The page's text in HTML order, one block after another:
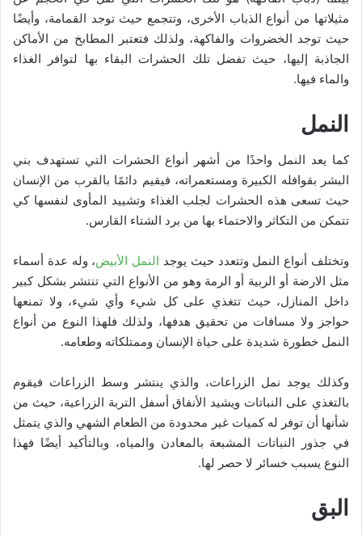
مثيلاتها من أنواع الذباب الأخرى، وتتجمع حيث توجد القمامة، وأيضًا
حيث توجد الخضروات والفاكهة، ولذلك فتعتبر المطابخ من الأماكن
الجاذبة إليها، حيث تفضل تلك الحشرات البقاء بها لتوافر الغذاء
والماء فيها.
النمل
كما يعد النمل واحدًا من أشهر أنواع الحشرات التي تستهدف بني
البشر بقوافله الكبيرة ومستعمراته، فيقيم دائمًا بالقرب من الإنسان
حيث تسعى هذه الحشرات لجلب الغذاء وتشييد المأوى لنفسها كي
تتمكن من التكاثر والاحتماء بها من برد الشتاء القارس.
وتختلف أنواع النمل وتتعدد حيث يوجد النمل الأبيض، وله عدة أسماء
مثل الارضة أو الربية أو الرمة وهو من الأنواع التي تنتشر بشكل كبير
داخل المنازل، حيث تتغذي على كل شيء وأي شيء، ولا تمنعها
حواجز ولا مسافات من تحقيق هدفها، ولذلك فلهذا النوع من أنواع
النمل خطورة شديدة على حياة الإنسان وممتلكاته وطعامه.
وكذلك يوجد نمل الزراعات، والذي ينتشر وسط الزراعات فيقوم
بالتغذي على النباتات ويشيد الأنفاق أسفل التربة الزراعية، حيث من
شأنها أن توفر له كميات غير محدودة من الطعام الشهي والذي يتمثل
في جذور النباتات المشبعة بالمعادن والمياه، وبالتأكيد أيضًا فهذا
النوع يسبب خسائر لا حصر لها.
البق